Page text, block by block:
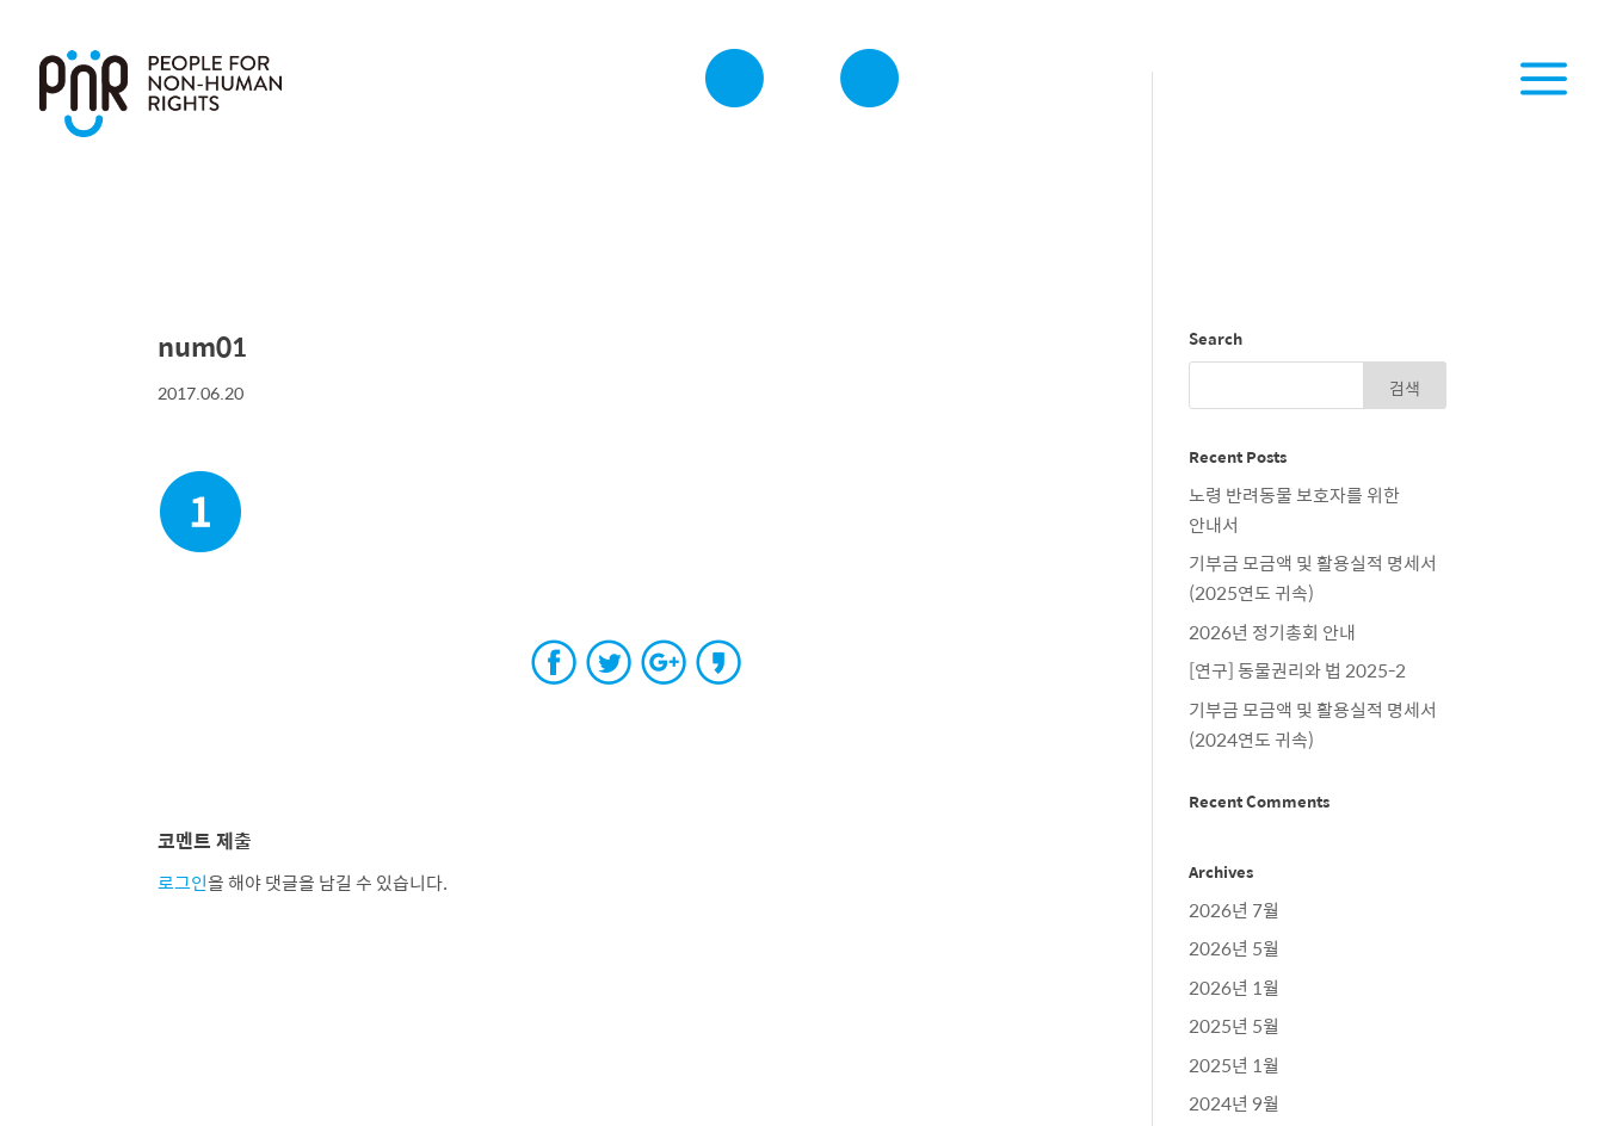
num01
2017.06.20
코멘트 제출
로그인을 해야 댓글을 남길 수 있습니다.
Search
Recent Posts
노령 반려동물 보호자를 위한
안내서
기부금 모금액 및 활용실적 명세서
(2025연도 귀속)
2026년 정기총회 안내
[연구] 동물권리와 법 2025-2
기부금 모금액 및 활용실적 명세서
(2024연도 귀속)
Recent Comments
Archives
2026년 7월
2026년 5월
2026년 1월
2025년 5월
2025년 1월
2024년 9월